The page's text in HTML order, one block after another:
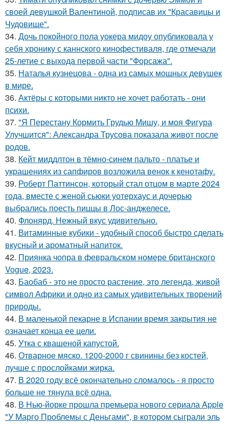
своей девушкой Валентиной, подписав их "Красавицы и
Чудовище".
34. Дочь покойного пола уокера мидоу опубликовала у
себя хронику с каннского кинофестиваля, где отмечали
25-летие с выхода первой части "Форсажа".
35. Наталья кузнецова - одна из самых мощных девушек
в мире.
36. Актёры с которыми никто не хочет работать - они
психи.
37. "Я Перестану Кормить Грудью Мишу, и моя Фигура
Улучшится": Александра Трусова показала живот после
родов.
38. Кейт миддлтон в тёмно-синем пальто - платье и
украшениях из сапфиров возложила венок к кенотафу.
39. Роберт Паттинсон, который стал отцом в марте 2024
года, вместе с женой сьюки уотерхаус и дочерью
выбрались поесть пиццы в Лос-анджелесе.
40. Флонярд. Нежный вкус удивительно.
41. Витаминные кубики - удобный способ быстро сделать
вкусный и ароматный напиток.
42. Приянка чопра в февральском номере британского
Vogue, 2023.
43. Баобаб - это не просто растение, это легенда, живой
символ Африки и одно из самых удивительных творений
природы.
44. В маленькой пекарне в Испании время закрытия не
означает конца ее цели.
45. Утка с квашеной капустой.
46. Отварное мяско. 1200-2000 г свинины без костей,
лучше с прослойками жирка.
47. В 2020 году всё окончательно сломалось - я просто
больше не тянула всё одна.
48. В Нью-йорке прошла премьера нового сериала Apple
"У Марго Проблемы с Деньгами", в котором сыграли эль